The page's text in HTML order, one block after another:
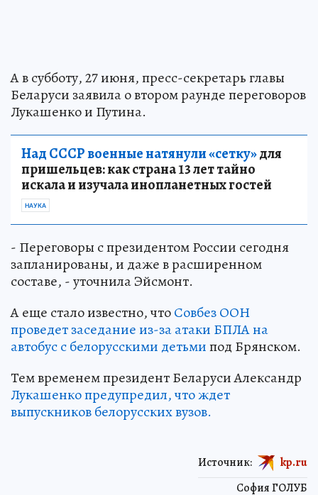
А в субботу, 27 июня, пресс-секретарь главы
Беларуси заявила о втором раунде переговоров
Лукашенко и Путина.
Над СССР военные натянули «сетку»для
пришельцев: как страна 13 лет тайно
искала и изучала инопланетных гостей
НАУКА
- Переговоры с президентом России сегодня
запланированы, и даже в расширенном
составе, - уточнила Эйсмонт.
А еще стало известно, чтоСовбез ООН
проведет заседание из-за атаки БПЛА на
автобус с белорусскими детьмипод Брянском.
Тем временем президент Беларуси Александр
Лукашенко предупредил, что ждет
выпускников белорусских вузов.
София ГОЛУБ
Источник: kp.ru